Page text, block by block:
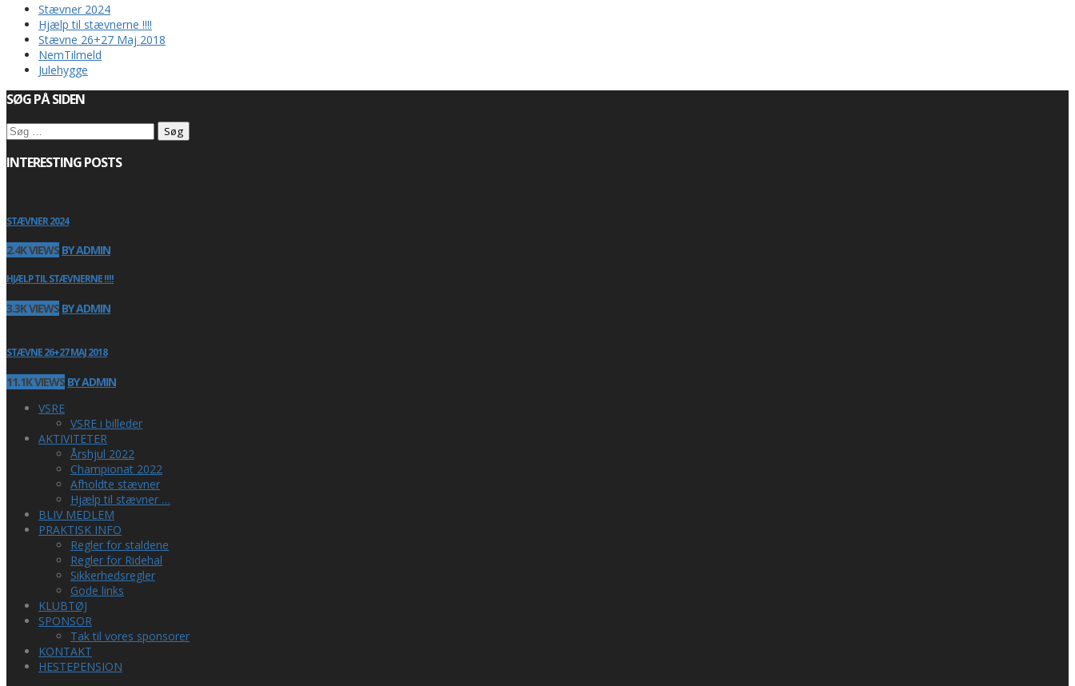
Stævner 2024
Hjælp til stævnerne !!!!
Stævne 26+27 Maj 2018
NemTilmeld
Julehygge
SØG PÅ SIDEN
Søg
efter:
INTERESTING POSTS
STÆVNER 2024
2.4K VIEWS BY ADMIN
HJÆLP TIL STÆVNERNE !!!!
3.3K VIEWS BY ADMIN
STÆVNE 26+27 MAJ 2018
11.1K VIEWS BY ADMIN
VSRE
VSRE i billeder
AKTIVITETER
Årshjul 2022
Championat 2022
Afholdte stævner
Hjælp til stævner …
BLIV MEDLEM
PRAKTISK INFO
Regler for staldene
Regler for Ridehal
Sikkerhedsregler
Gode links
KLUBTØJ
SPONSOR
Tak til vores sponsorer
KONTAKT
HESTEPENSION